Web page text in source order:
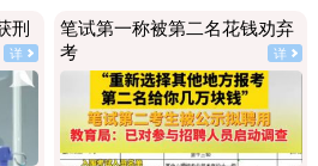
刑
详
笔试第一称被第二名花钱劝弃
考
详